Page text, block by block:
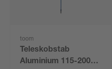
toom
Teleskobstab
Aluminium 115-200